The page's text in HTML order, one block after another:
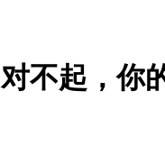
对不起，你